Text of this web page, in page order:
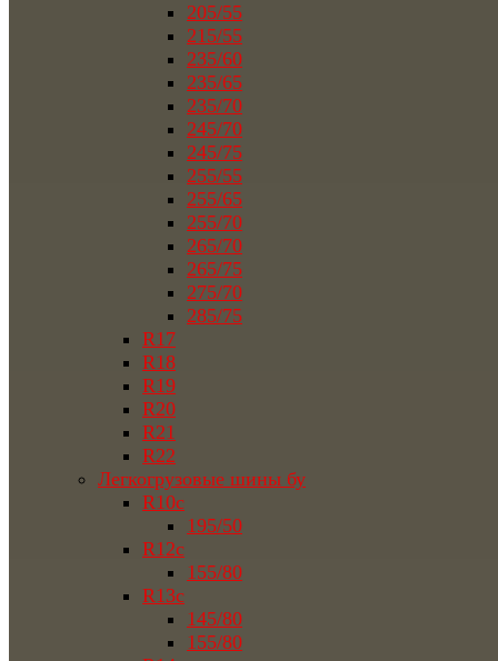
205/55
215/55
235/60
235/65
235/70
245/70
245/75
255/55
255/65
255/70
265/70
265/75
275/70
285/75
R17
R18
R19
R20
R21
R22
Легкогрузовые шины бу
R10c
195/50
R12c
155/80
R13c
145/80
155/80